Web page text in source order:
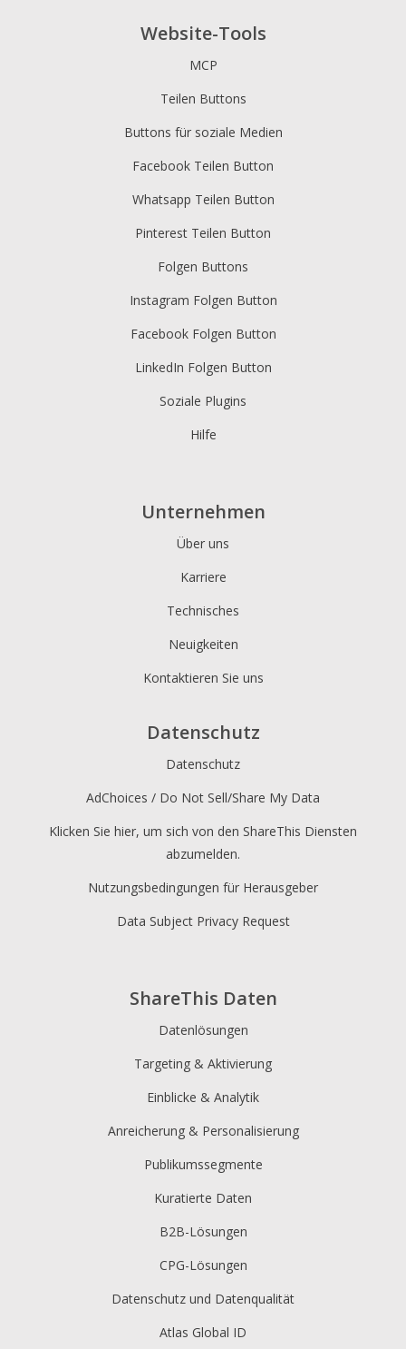
Website-Tools
MCP
Teilen Buttons
Buttons für soziale Medien
Facebook Teilen Button
Whatsapp Teilen Button
Pinterest Teilen Button
Folgen Buttons
Instagram Folgen Button
Facebook Folgen Button
LinkedIn Folgen Button
Soziale Plugins
Hilfe
ShareThis Daten
Datenlösungen
Targeting & Aktivierung
Einblicke & Analytik
Anreicherung & Personalisierung
Publikumssegmente
Kuratierte Daten
B2B-Lösungen
CPG-Lösungen
Datenschutz und Datenqualität
Atlas Global ID
Unternehmen
Über uns
Karriere
Technisches
Neuigkeiten
Kontaktieren Sie uns
Datenschutz
Datenschutz
AdChoices / Do Not Sell/Share My Data
Klicken Sie hier, um sich von den ShareThis Diensten
abzumelden.
Nutzungsbedingungen für Herausgeber
Data Subject Privacy Request